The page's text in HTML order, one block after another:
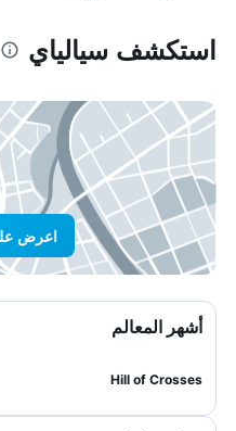
استكشف سيالياي
اعرض
أشهر المعالم
Hill of Crosses